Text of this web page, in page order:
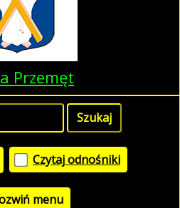
Przemęt
Czytaj odnośniki
menu